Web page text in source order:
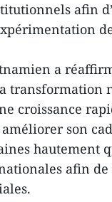
afin
a
transformation
croissance
améliorer son
hautement
afin